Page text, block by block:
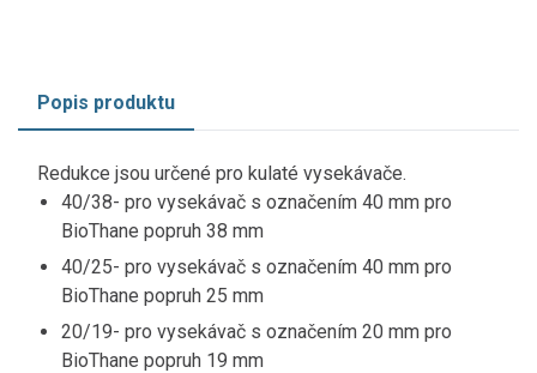
Popis produktu
Redukce jsou určené pro kulaté vysekávače.
40/38- pro vysekávač s označením 40 mm pro
BioThane popruh 38 mm
40/25- pro vysekávač s označením 40 mm pro
BioThane popruh 25 mm
20/19- pro vysekávač s označením 20 mm pro
BioThane popruh 19 mm